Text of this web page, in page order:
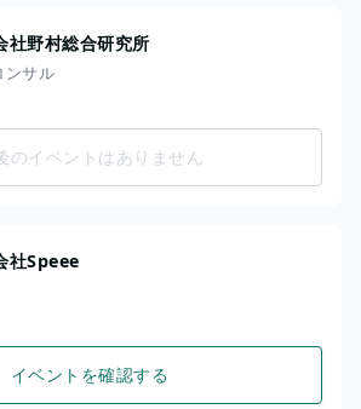
社野村総合研究所
ンサル
のイベントはありません
社Speee
イベントを確認する